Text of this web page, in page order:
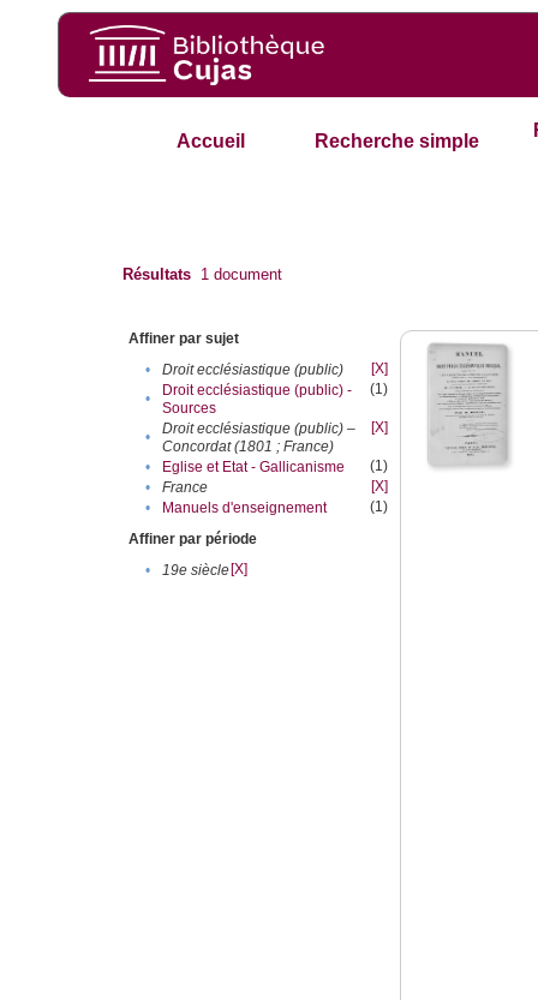
Accueil Recherche simple
Résultats 1 document
Affiner par sujet
•
Droit ecclésiastique (public)
[X]
•
Droit ecclésiastique (public) -
Sources
(1)
•
Droit ecclésiastique (public) –
Concordat (1801 ; France)
[X]
• Eglise et Etat - Gallicanisme
(1)
•
France
[X]
•
Manuels d'enseignement
(1)
Affiner par période
•
19e siècle[X]